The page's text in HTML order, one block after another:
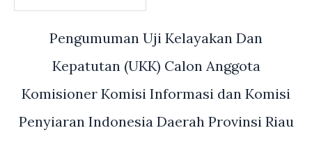
PD
Pengumuman Uji Kelayakan Dan
Kepatutan (UKK) Calon Anggota
Komisioner Komisi Informasi dan Komisi
Penyiaran Indonesia Daerah Provinsi Riau